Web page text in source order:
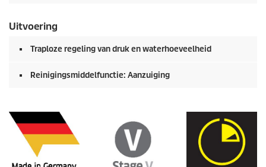
Uitvoering
Traploze regeling van druk en waterhoeveelheid
Reinigingsmiddelfunctie: Aanzuiging